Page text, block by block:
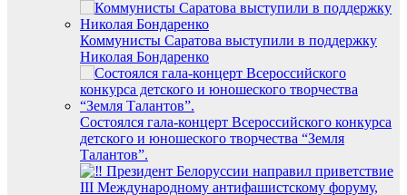
Коммунисты Саратова выступили в поддержку
Николая Бондаренко
Состоялся гала-концерт Всероссийского конкурса
детского и юношеского творчества “Земля
Талантов”.